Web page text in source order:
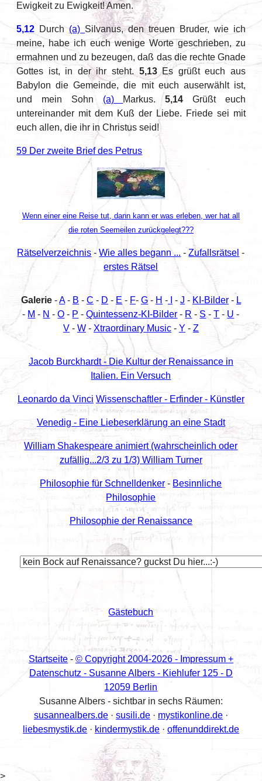
Ewigkeit zu Ewigkeit! Amen.
5,12 Durch (a)Silvanus, den treuen Bruder, wie ich
meine, habe ich euch wenige Worte geschrieben, zu
ermahnen und zu bezeugen, daß das die rechte Gnade
Gottes ist, in der ihr steht. 5,13Es grüßt euch aus
Babylon die Gemeinde, die mit euch auserwählt ist,
und mein Sohn (a) Markus.5,14 Grüßt euch
untereinander mit dem Kuß der Liebe. Friede sei mit
euch allen, die ihr in Christus seid!
59 Der zweite Brief des Petrus
Wenn einer eine Reise tut, dann kann er was erleben, wer hat all
die roten Seemeilen zurückgelegt???
Rätselverzeichnis -Wie alles begann ... -Zufallsrätsel -
erstes Rätsel
Galerie-A- B - C - D - E - F- G- H -I - J - KI-Bilder- L
- M - N -O - P -Quintessenz-KI-Bilder - R -S-T - U -
V - W- Xtraordinary Music- Y - Z
Jacob Burckhardt - Die Kultur der Renaissance in
Italien. Ein Versuch
Leonardo da Vinci Wissenschaftler - Erfinder - Künstler
Venedig - Eine Liebeserklärung an eine Stadt
William Shakespeare animiert (wahrscheinlich oder
zufällig...2/3 zu 1/3) William Turner
Philosophie für Schnelldenker - Besinnliche
Philosophie
Philosophie der Renaissance
Gästebuch
Startseite- © Copyright 2004-2026 - Impressum +
Datenschutz - Susanne Albers - Kiehlufer 125 - D
12059 Berlin
Susanne Albers - sichtbar in sechs Räumen:
susannealbers.de· susili.de· mystikonline.de·
liebesmystik.de· kindermystik.de· offenunddirekt.de
>